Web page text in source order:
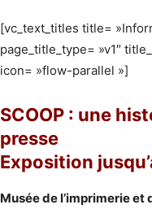
[vc_text_titles title=
page_title_type= »v1″
icon= »flow-parallel »]
SCOOP : une
presse
Exposition
Musée de l’imprimerie